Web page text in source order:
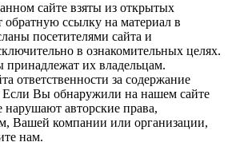
сайте взяты из открытых
ссылку на материал в
посетителями сайта и
в ознакомительных целях.
принадлежат их владельцам.
ответственности за содержание
Если Вы обнаружили на нашем сайте
нарушают авторские права,
Вашей компании или организации,
нам.